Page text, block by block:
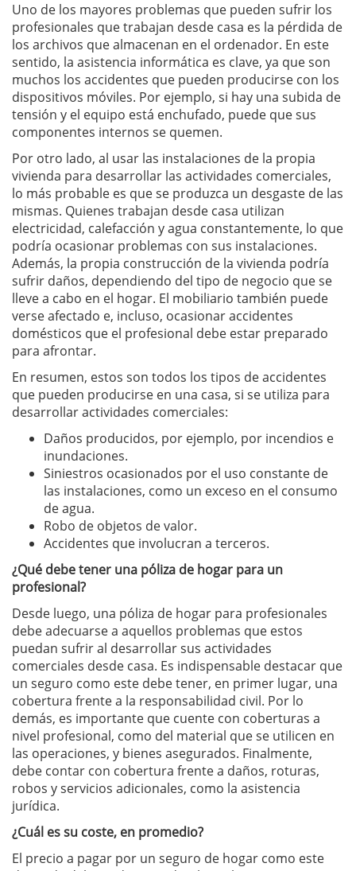
Uno de los mayores problemas que pueden sufrir los
profesionales que trabajan desde casa es la pérdida de
los archivos que almacenan en el ordenador. En este
sentido, la asistencia informática es clave, ya que son
muchos los accidentes que pueden producirse con los
dispositivos móviles. Por ejemplo, si hay una subida de
tensión y el equipo está enchufado, puede que sus
componentes internos se quemen.
Por otro lado, al usar las instalaciones de la propia
vivienda para desarrollar las actividades comerciales,
lo más probable es que se produzca un desgaste de las
mismas. Quienes trabajan desde casa utilizan
electricidad, calefacción y agua constantemente, lo que
podría ocasionar problemas con sus instalaciones.
Además, la propia construcción de la vivienda podría
sufrir daños, dependiendo del tipo de negocio que se
lleve a cabo en el hogar. El mobiliario también puede
verse afectado e, incluso, ocasionar accidentes
domésticos que el profesional debe estar preparado
para afrontar.
En resumen, estos son todos los tipos de accidentes
que pueden producirse en una casa, si se utiliza para
desarrollar actividades comerciales:
Daños producidos, por ejemplo, por incendios e
inundaciones.
Siniestros ocasionados por el uso constante de
las instalaciones, como un exceso en el consumo
de agua.
Robo de objetos de valor.
Accidentes que involucran a terceros.
¿Qué debe tener una póliza de hogar para un
profesional?
Desde luego, una póliza de hogar para profesionales
debe adecuarse a aquellos problemas que estos
puedan sufrir al desarrollar sus actividades
comerciales desde casa. Es indispensable destacar que
un seguro como este debe tener, en primer lugar, una
cobertura frente a la responsabilidad civil. Por lo
demás, es importante que cuente con coberturas a
nivel profesional, como del material que se utilicen en
las operaciones, y bienes asegurados. Finalmente,
debe contar con cobertura frente a daños, roturas,
robos y servicios adicionales, como la asistencia
jurídica.
¿Cuál es su coste, en promedio?
El precio a pagar por un seguro de hogar como este